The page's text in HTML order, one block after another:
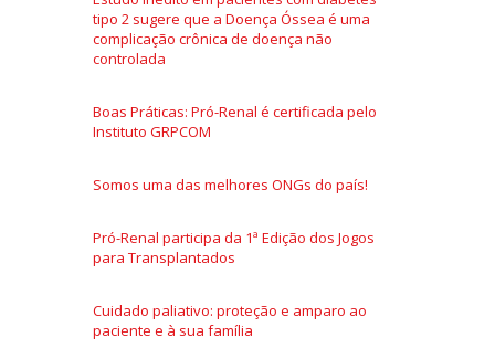
tipo 2 sugere que a Doença Óssea é uma
complicação crônica de doença não
controlada
Boas Práticas: Pró-Renal é certificada pelo
Instituto GRPCOM
Somos uma das melhores ONGs do país!
Pró-Renal participa da 1ª Edição dos Jogos
para Transplantados
Cuidado paliativo: proteção e amparo ao
paciente e à sua família